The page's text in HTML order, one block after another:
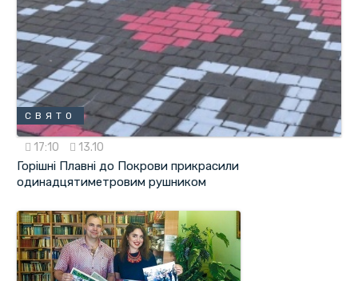
СВЯТО
17:10 13.10
Горішні Плавні до Покрови прикрасили
одинадцятиметровим рушником